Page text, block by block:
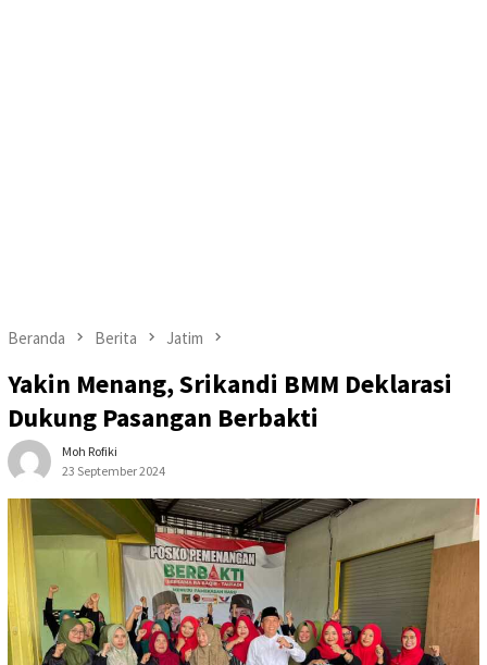
Beranda Berita Jatim
Yakin Menang, Srikandi BMM Deklarasi
Dukung Pasangan Berbakti
Moh Rofiki
23 September 2024